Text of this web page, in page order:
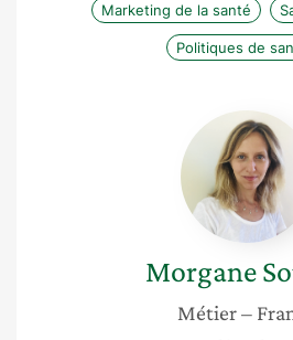
Marketing de la santé
Politiques de
Soulier
Morgane
Métier–